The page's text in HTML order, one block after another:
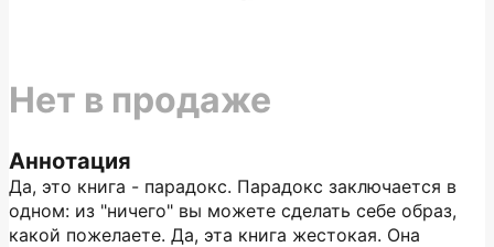
Аннотация
Да, это книга - парадокс. Парадокс заключается в
одном: из "ничего" вы можете сделать себе образ,
какой пожелаете. Да, эта книга жестокая. Она
Нет в продаже